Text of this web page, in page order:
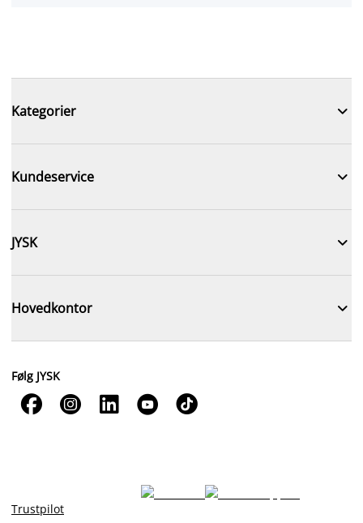
Kategorier 
Kundeservice 
JYSK 
Hovedkontor 
Følg JYSK
    
Trustpilot